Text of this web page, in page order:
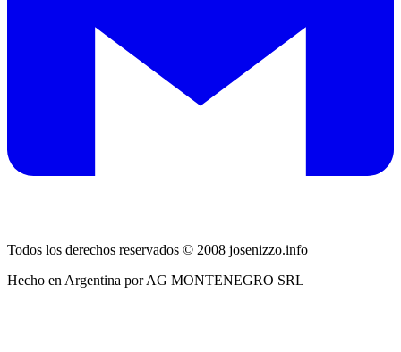
Todos los derechos reservados © 2008 josenizzo.info
Hecho en Argentina por AG MONTENEGRO SRL